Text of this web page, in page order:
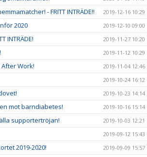
- FRITT INTRÄDE!! 2019-12-16 10:29
2020 2019-12-10 09:00
INTRÄDE! 2019-11-27 10:20
2019-11-12 10:29
Work! 2019-11-04 12:46
2019-10-24 16:12
2019-10-23 14:14
mot barndiabetes! 2019-10-16 15:14
supportertröjan! 2019-10-03 12:21
2019-09-12 15:43
2019-2020! 2019-09-09 15:57